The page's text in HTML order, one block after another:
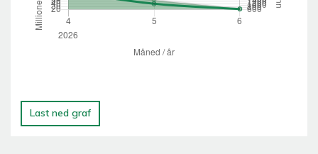
Last ned graf